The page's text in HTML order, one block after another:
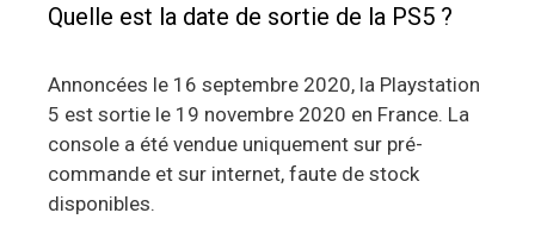
Quelle est la date de sortie de la PS5 ?
Annoncées le 16 septembre 2020, la Playstation
5 est sortie le 19 novembre 2020 en France. La
console a été vendue uniquement sur pré-
commande et sur internet, faute de stock
disponibles.